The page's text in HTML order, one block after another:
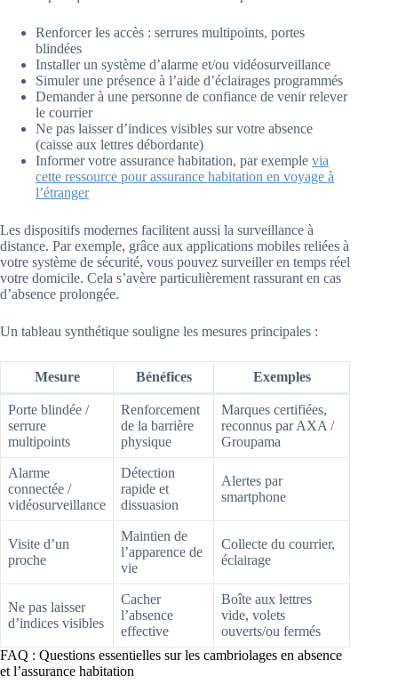
Renforcer les accès : serrures multipoints, portes
blindées
Installer un système d’alarme et/ou vidéosurveillance
Simuler une présence à l’aide d’éclairages programmés
Demander à une personne de confiance de venir relever
le courrier
Ne pas laisser d’indices visibles sur votre absence
(caisse aux lettres débordante)
Informer votre assurance habitation, par exemple via
cette ressource pour assurance habitation en voyage à
l’étranger
Les dispositifs modernes facilitent aussi la surveillance à
distance. Par exemple, grâce aux applications mobiles reliées à
votre système de sécurité, vous pouvez surveiller en temps réel
votre domicile. Cela s’avère particulièrement rassurant en cas
d’absence prolongée.
Un tableau synthétique souligne les mesures principales :
Mesure Bénéfices Exemples
Porte blindée /
serrure
multipoints
Renforcement
de la barrière
physique
Marques certifiées,
reconnus par AXA /
Groupama
Alarme
connectée /
vidéosurveillance
Détection
rapide et
dissuasion
Alertes par
smartphone
Visite d’un
proche
Maintien de
l’apparence de
vie
Collecte du courrier,
éclairage
Ne pas laisser
d’indices visibles
Cacher
l’absence
effective
Boîte aux lettres
vide, volets
ouverts/ou fermés
FAQ : Questions essentielles sur les cambriolages en absence
et l’assurance habitation